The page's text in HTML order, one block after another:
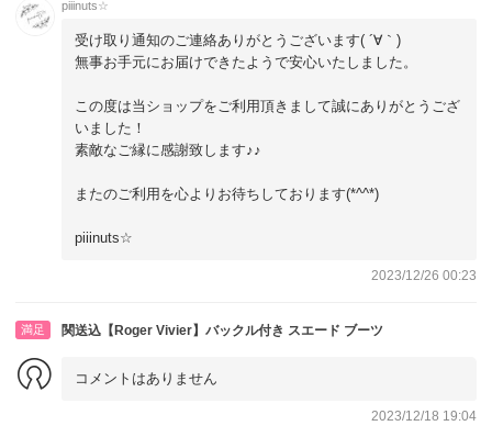
piiinuts☆
受け取り通知のご連絡ありがとうございます( ´∀｀)
無事お手元にお届けできたようで安心いたしました。
この度は当ショップをご利用頂きまして誠にありがとうござ
いました！
素敵なご縁に感謝致します♪♪
またのご利用を心よりお待ちしております(*^^*)
piiinuts☆
2023/12/26 00:23
満足 関送込【Roger Vivier】バックル付き スエード ブーツ
コメントはありません
2023/12/18 19:04